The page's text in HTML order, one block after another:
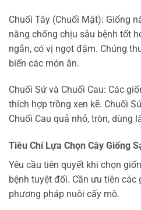
Chuối Tây (Chuối Mật): Giống
năng chống chịu sâu bệnh tốt
ngắn, có vị ngọt đậm. Chúng
biến các món ăn.
Chuối Sứ và Chuối Cau: Các
thích hợp trồng xen kẽ. Chuối
Chuối Cau quả nhỏ, tròn, dùng
Tiêu Chí Lựa Chọn Cây Giống
Yêu cầu tiên quyết khi chọn
bệnh tuyệt đối. Cần ưu tiên
phương pháp nuôi cấy mô.